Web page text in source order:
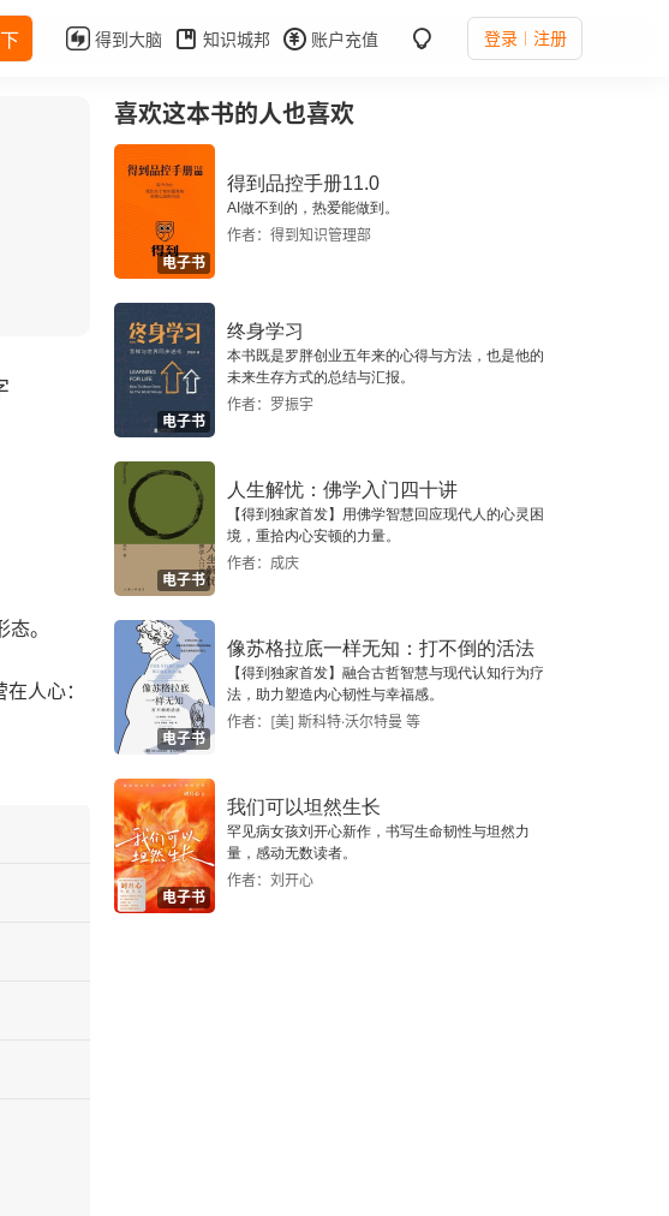
得到大脑 知识城邦 账户充值 登录 注册
。
人心：
喜欢这本书的人也喜欢
电子书
得到品控手册11.0
AI做不到的，热爱能做到。
作者：得到知识管理部
电子书
终身学习
本书既是罗胖创业五年来的心得与方法，也是他的
未来生存方式的总结与汇报。
作者：罗振宇
电子书
人生解忧：佛学入门四十讲
【得到独家首发】用佛学智慧回应现代人的心灵困
境，重拾内心安顿的力量。
作者：成庆
电子书
像苏格拉底一样无知：打不倒的活法
【得到独家首发】融合古哲智慧与现代认知行为疗
法，助力塑造内心韧性与幸福感。
作者：[美] 斯科特·沃尔特曼 等
电子书
我们可以坦然生长
罕见病女孩刘开心新作，书写生命韧性与坦然力
量，感动无数读者。
作者：刘开心